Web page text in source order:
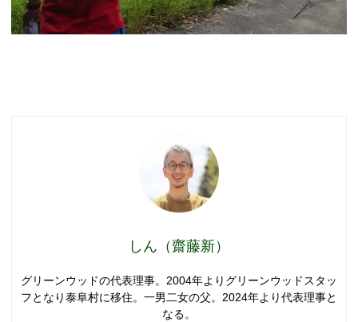
しん（齋藤新）
グリーンウッドの代表理事。2004年よりグリーンウッドスタッ
フとなり泰阜村に移住。一男二女の父。2024年より代表理事と
なる。